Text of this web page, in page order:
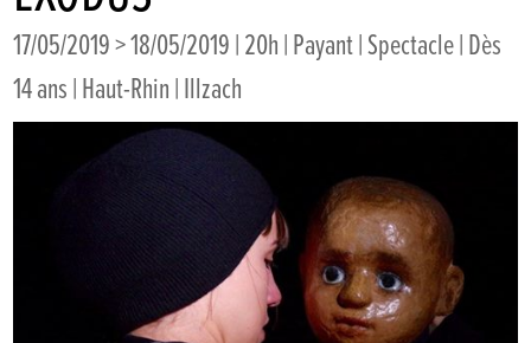
17/05/2019 > 18/05/2019 | 20h | Payant | Spectacle | Dès
14 ans | Haut-Rhin | Illzach